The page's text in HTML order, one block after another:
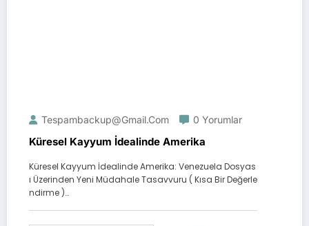
Tespambackup@gmail.com 0 Yorumlar
Küresel Kayyum İdealinde Amerika
Küresel Kayyum İdealinde Amerika: Venezuela Dosyas
ı Üzerinden Yeni Müdahale Tasavvuru ( Kısa Bir Değerle
ndirme )…